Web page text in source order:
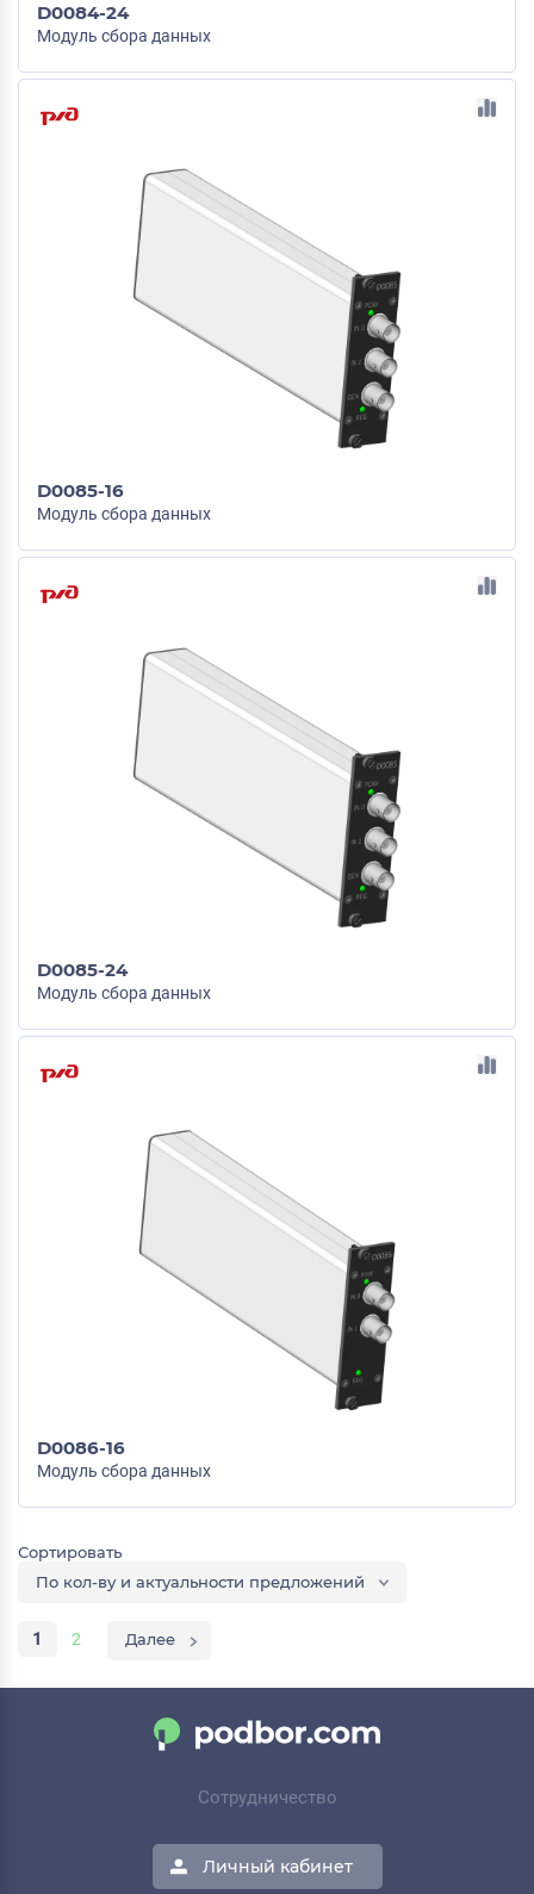
D0084-24
Модуль сбора данных
D0085-16
Модуль сбора данных
D0085-24
Модуль сбора данных
D0086-16
Модуль сбора данных
По кол-ву и актуальности предложений
1 2
Сотрудничество
Личный кабинет